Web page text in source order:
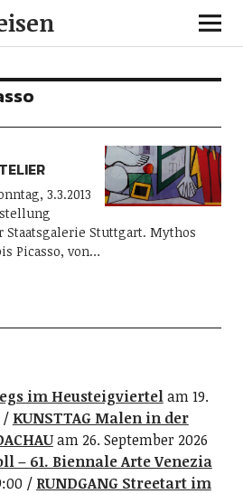
3.3.2013
Staatsgalerie Stuttgart. Mythos
Picasso, von…
im Heusteigviertelam 19.
KUNSTTAG Malen in der
am 26. September 2026
– 61. Biennale Arte Venezia
RUNDGANG Streetart im